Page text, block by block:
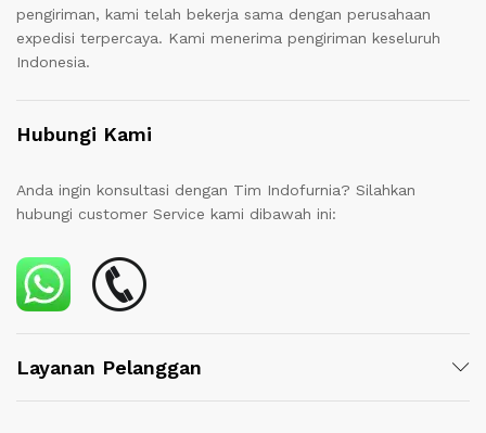
pengiriman, kami telah bekerja sama dengan perusahaan
expedisi terpercaya. Kami menerima pengiriman keseluruh
Indonesia.
Hubungi Kami
Anda ingin konsultasi dengan Tim Indofurnia? Silahkan
hubungi customer Service kami dibawah ini:
Layanan Pelanggan